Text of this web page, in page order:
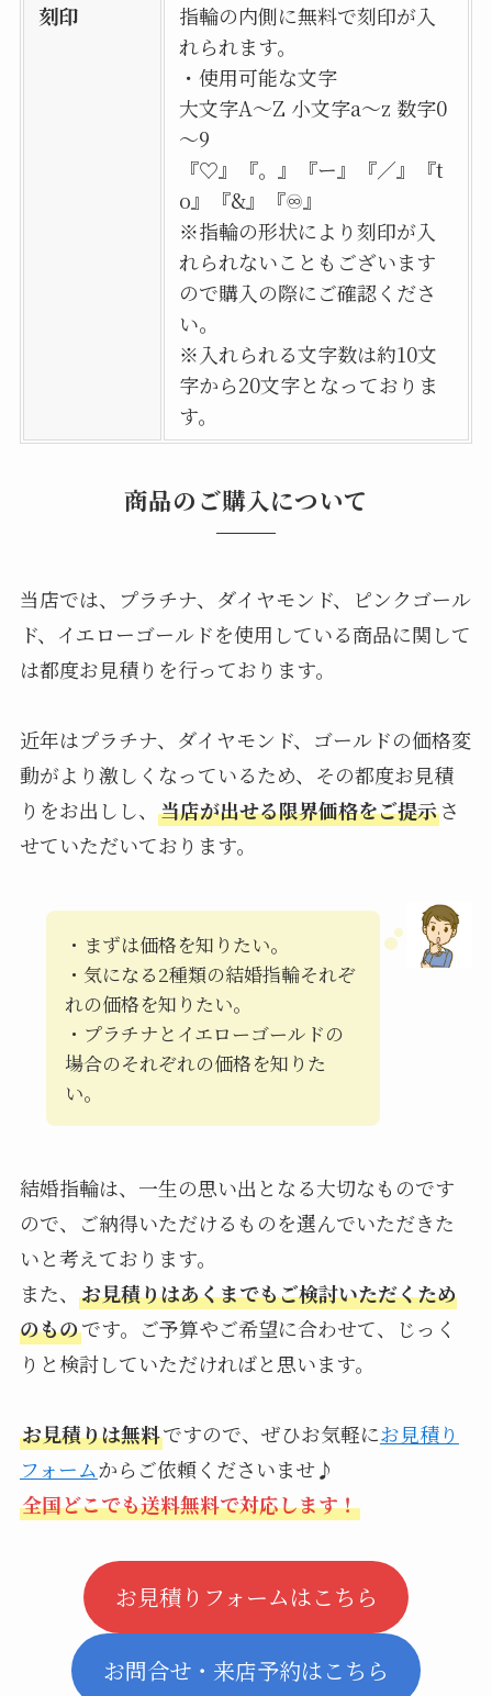
刻印
指輪の内側に無料で刻印が入
れられます。
・使用可能な文字
大文字A〜Z 小文字a〜z 数字0
～9
『♡』『。』『ー』『／』『t
o』『&』『♾』
※指輪の形状により刻印が入
れられないこともございます
ので購入の際にご確認くださ
い。
※入れられる文字数は約10文
字から20文字となっておりま
す。
商品のご購入について
当店では、プラチナ、ダイヤモンド、ピンクゴール
ド、イエローゴールドを使用している商品に関して
は都度お見積りを行っております。
近年はプラチナ、ダイヤモンド、ゴールドの価格変
動がより激しくなっているため、その都度お見積
りをお出しし、 当店が出せる限界価格をご提示さ
せていただいております。
・まずは価格を知りたい。
・気になる2種類の結婚指輪それぞ
れの価格を知りたい。
・プラチナとイエローゴールドの
場合のそれぞれの価格を知りた
い。
結婚指輪は、一生の思い出となる大切なものです
ので、ご納得いただけるものを選んでいただきた
いと考えております。
また、 お見積りはあくまでもご検討いただくため
のものです。ご予算やご希望に合わせて、じっく
りと検討していただければと思います。
お見積りは無料ですので、ぜひお気軽にお見積り
フォームからご依頼くださいませ♪
全国どこでも送料無料で対応します！
お見積りフォームはこちら
お問合せ・来店予約はこちら